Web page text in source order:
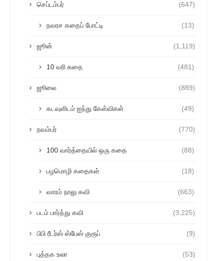
செப்டம்பர் (647)
நவரச கதைப் போட்டி (13)
ஜூன் (1,119)
10 வரி கதை (481)
ஜூலை (889)
கடவுளிடம் ஐந்து கேள்விகள் (49)
நவம்பர் (770)
100 வார்த்தையில் ஒரு கதை (88)
பழமொழி கதைகள் (18)
வாரம் நாலு கவி (663)
படம் பார்த்து கவி (3,225)
பிபி ரீடர்ஸ் ஸ்பேஸ் குரூப் (9)
புத்தக உலா (53)